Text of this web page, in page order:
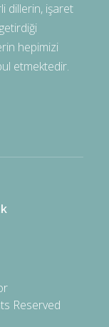
dillerin, işaret
hepimizi
etmektedir.
Reserved